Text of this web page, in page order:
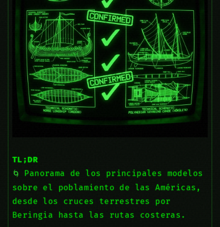
TL;DR
Panorama de los principales modelos
sobre el poblamiento de las Américas,
desde los cruces terrestres por
Beringia hasta las rutas costeras.